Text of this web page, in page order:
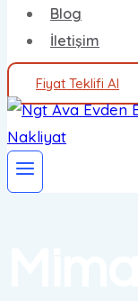
Blog
İletişim
Fiyat Teklifi Al